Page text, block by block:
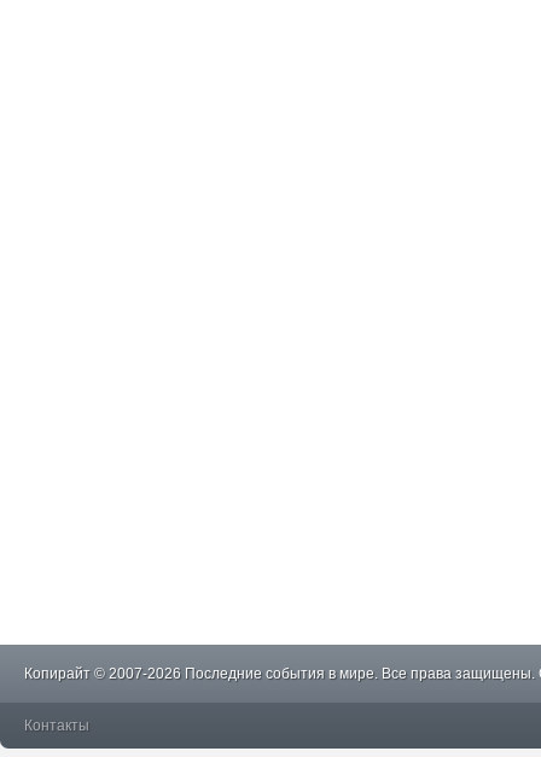
Копирайт © 2007-2026 Последние события в мире. Все права защищены.
Контакты